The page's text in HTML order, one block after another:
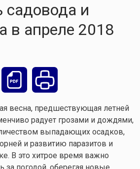
садовода и
в апреле 2018
весна, предшествующая летней
радует грозами и дождями,
выпадающих осадков,
и развитию паразитов и
В это хитрое время важно